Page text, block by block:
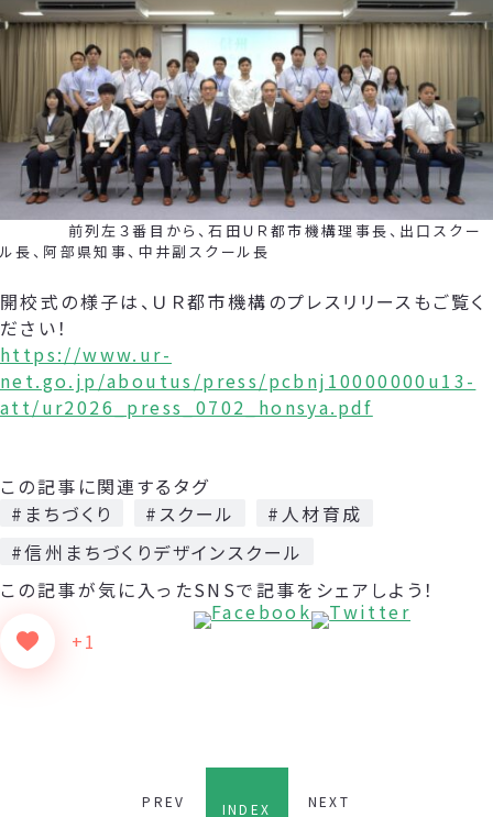
前列左３番目から、石田ＵＲ都市機構理事長、出口スクー
ル長、阿部県知事、中井副スクール長
開校式の様子は、ＵＲ都市機構のプレスリリースもご覧く
ださい！
https://www.ur-
net.go.jp/aboutus/press/pcbnj10000000u13-
att/ur2026_press_0702_honsya.pdf
この記事に関連するタグ
#まちづくり
#スクール
#人材育成
#信州まちづくりデザインスクール
この記事が気に入った
+1
SNSで記事をシェアしよう！
PREV INDEX NEXT